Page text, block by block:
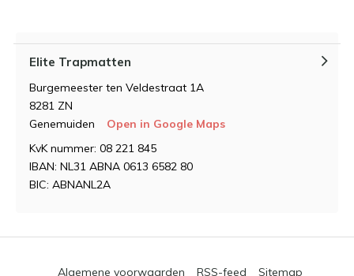
Elite Trapmatten
Burgemeester ten Veldestraat 1A
8281 ZN
Genemuiden
Open in Google Maps
KvK nummer: 08 221 845
IBAN: NL31 ABNA 0613 6582 80
BIC: ABNANL2A
Algemene voorwaarden RSS-feed Sitemap